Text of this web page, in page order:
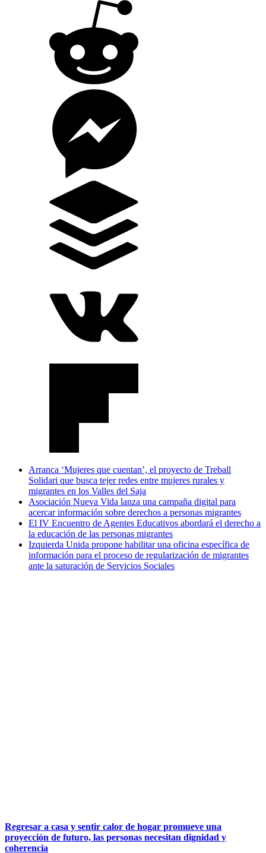
Arranca ‘Mujeres que cuentan’, el proyecto de Treball
Solidari que busca tejer redes entre mujeres rurales y
migrantes en los Valles del Saja
Asociación Nueva Vida lanza una campaña digital para
acercar información sobre derechos a personas migrantes
El IV Encuentro de Agentes Educativos abordará el derecho a
la educación de las personas migrantes
Izquierda Unida propone habilitar una oficina específica de
información para el proceso de regularización de migrantes
ante la saturación de Servicios Sociales
Regresar a casa y sentir calor de hogar promueve una
proyección de futuro, las personas necesitan dignidad y
coherencia